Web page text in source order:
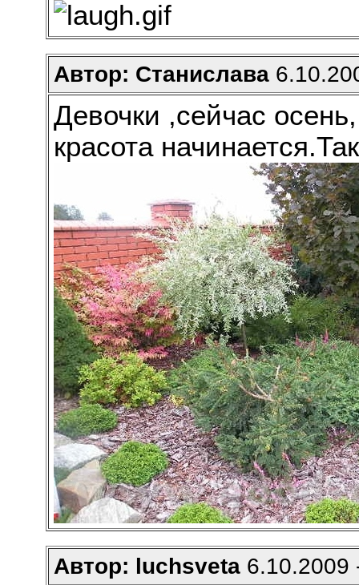
Автор: Станислава
Девочки ,сейчас
красота
Автор: luchsveta6.10.2009